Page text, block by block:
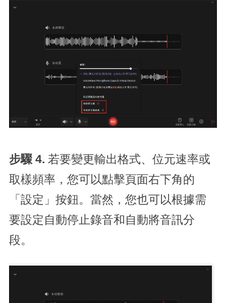
步驟 4. 若要變更輸出格式、位元速率或
取樣頻率，您可以點擊頁面右下角的
「設定」按鈕。當然，您也可以根據需
要設定自動停止錄音和自動將音訊分
段。